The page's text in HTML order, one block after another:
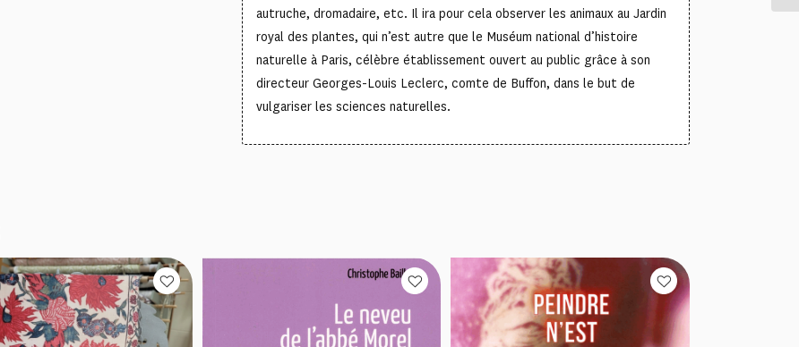
autruche, dromadaire, etc. Il ira pour cela observer les animaux au Jardin
royal des plantes, qui n’est autre que le Muséum national d’histoire
naturelle à Paris, célèbre établissement ouvert au public grâce à son
directeur Georges-Louis Leclerc, comte de Buffon, dans le but de
vulgariser les sciences naturelles.